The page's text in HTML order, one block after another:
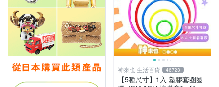
神來也 生活百貨 46723
【5種尺寸】1入 塑膠套圈圈